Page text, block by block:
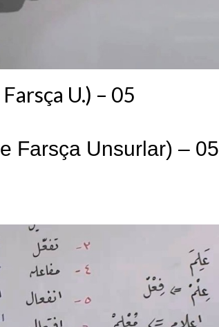
U.) – 05
Farsça Unsurlar) – 05